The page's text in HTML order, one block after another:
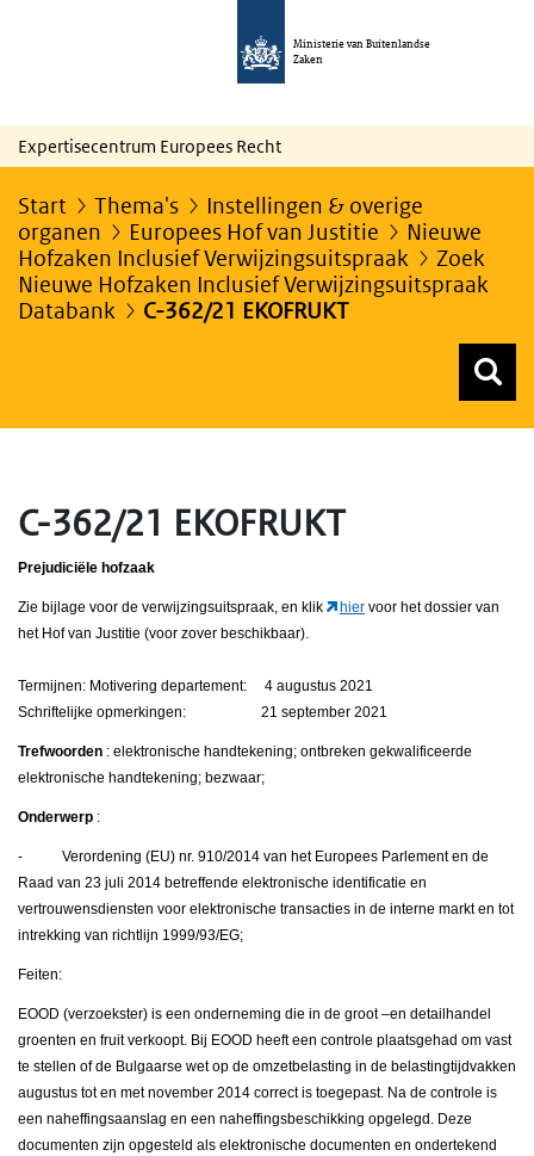
Ministerie van Buitenlandse
Zaken
Expertisecentrum Europees Recht
Start Thema's
Instellingen & overige
organen
Europees Hof van Justitie
Nieuwe
Hofzaken Inclusief Verwijzingsuitspraak
Zoek
Nieuwe Hofzaken Inclusief Verwijzingsuitspraak
Databank
C-362/21 EKOFRUKT
C-362/21 EKOFRUKT
Prejudiciële hofzaak
Zie bijlage voor de verwijzingsuitspraak, en klik hier voor het dossier van
het Hof van Justitie (voor zover beschikbaar).
Termijnen: Motivering departement: 4 augustus 2021
Schriftelijke opmerkingen: 21 september 2021
Trefwoorden : elektronische handtekening; ontbreken gekwalificeerde
elektronische handtekening; bezwaar;
Onderwerp :
- Verordening (EU) nr. 910/2014 van het Europees Parlement en de
Raad van 23 juli 2014 betreffende elektronische identificatie en
vertrouwensdiensten voor elektronische transacties in de interne markt en tot
intrekking van richtlijn 1999/93/EG;
Feiten:
EOOD (verzoekster) is een onderneming die in de groot –en detailhandel
groenten en fruit verkoopt. Bij EOOD heeft een controle plaatsgehad om vast
te stellen of de Bulgaarse wet op de omzetbelasting in de belastingtijdvakken
augustus tot en met november 2014 correct is toegepast. Na de controle is
een naheffingsaanslag en een naheffingsbeschikking opgelegd. Deze
documenten zijn opgesteld als elektronische documenten en ondertekend